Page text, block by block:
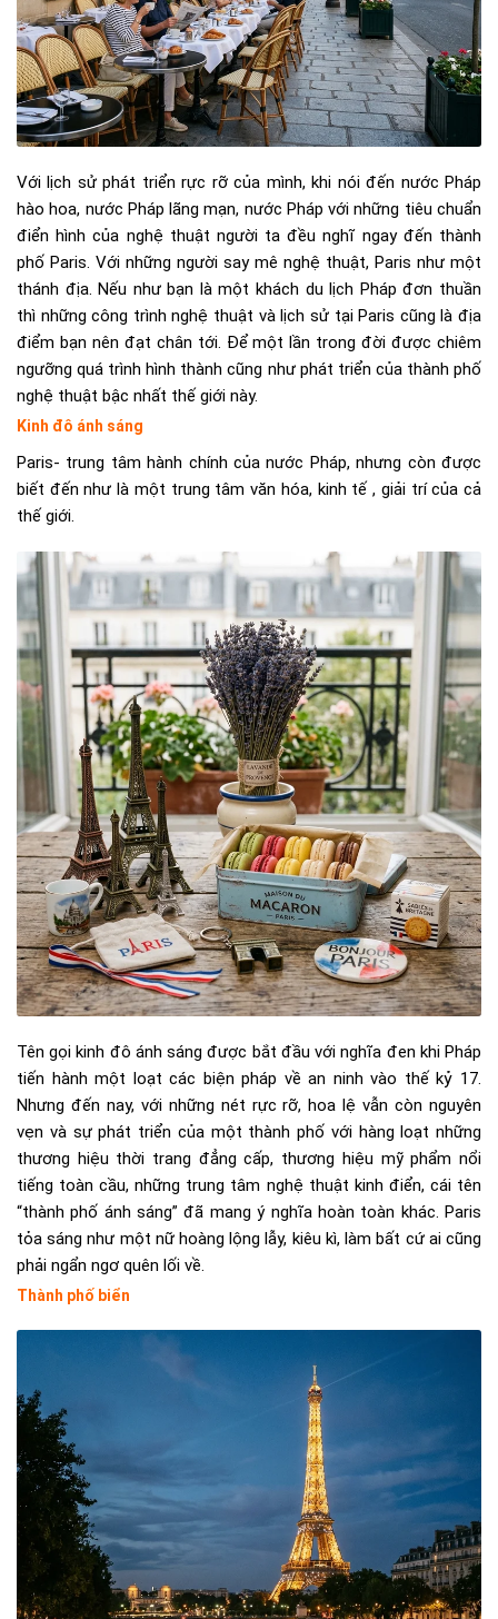
Với lịch sử phát triển rực rỡ của mình, khi nói đến nước Pháp
hào hoa, nước Pháp lãng mạn, nước Pháp với những tiêu chuẩn
điển hình của nghệ thuật người ta đều nghĩ ngay đến thành
phố Paris. Với những người say mê nghệ thuật, Paris như một
thánh địa. Nếu như bạn là một khách du lịch Pháp đơn thuần
thì những công trình nghệ thuật và lịch sử tại Paris cũng là địa
điểm bạn nên đạt chân tới. Để một lần trong đời được chiêm
ngưỡng quá trình hình thành cũng như phát triển của thành phố
nghệ thuật bậc nhất thế giới này.
Kinh đô ánh sáng
Paris- trung tâm hành chính của nước Pháp, nhưng còn được
biết đến như là một trung tâm văn hóa, kinh tế , giải trí của cả
thế giới.
Tên gọi kinh đô ánh sáng được bắt đầu với nghĩa đen khi Pháp
tiến hành một loạt các biện pháp về an ninh vào thế kỷ 17.
Nhưng đến nay, với những nét rực rỡ, hoa lệ vẫn còn nguyên
vẹn và sự phát triển của một thành phố với hàng loạt những
thương hiệu thời trang đẳng cấp, thương hiệu mỹ phẩm nổi
tiếng toàn cầu, những trung tâm nghệ thuật kinh điển, cái tên
“thành phố ánh sáng” đã mang ý nghĩa hoàn toàn khác. Paris
tỏa sáng như một nữ hoàng lộng lẫy, kiêu kì, làm bất cứ ai cũng
phải ngẩn ngơ quên lối về.
Thành phố biển